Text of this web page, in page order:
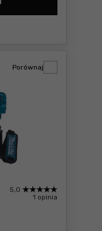
samochodowy
5,0
1 opinia
Porównaj